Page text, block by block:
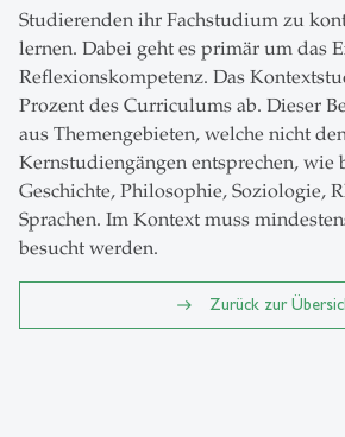
Studierenden ihr Fachstudium zu
lernen. Dabei geht es primär um das
Reflexionskompetenz. Das
Prozent des Curriculums ab. Dieser
aus Themengebieten, welche nicht
Kernstudiengängen entsprechen, wie
Geschichte, Philosophie, Soziologie,
Sprachen. Im Kontext muss
besucht werden.
Zurück zur